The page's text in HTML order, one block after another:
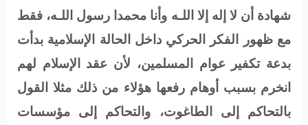
شهادة أن لا إله إلا اللـه وأنا محمدا رسول اللـه، فقط
مع ظهور الفكر الحركي داخل الحالة الإسلامية بدأت
بدعة تكفير عوام المسلمين، لأن عقد الإسلام لهم
انخرم بسبب أوهام رفعها هؤلاء من ذلك مثلا القول
بالتحاكم إلى الطاغوت، والتحاكم إلى مؤسسات